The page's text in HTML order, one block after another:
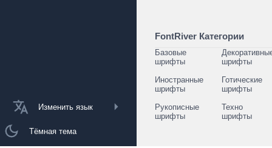
Изменить язык
Тёмная тема
FontRiver Категории
Базовые
шрифты
шрифты
Иностранные
шрифты
Готические
шрифты
Рукописные
шрифты
Техно
шрифты